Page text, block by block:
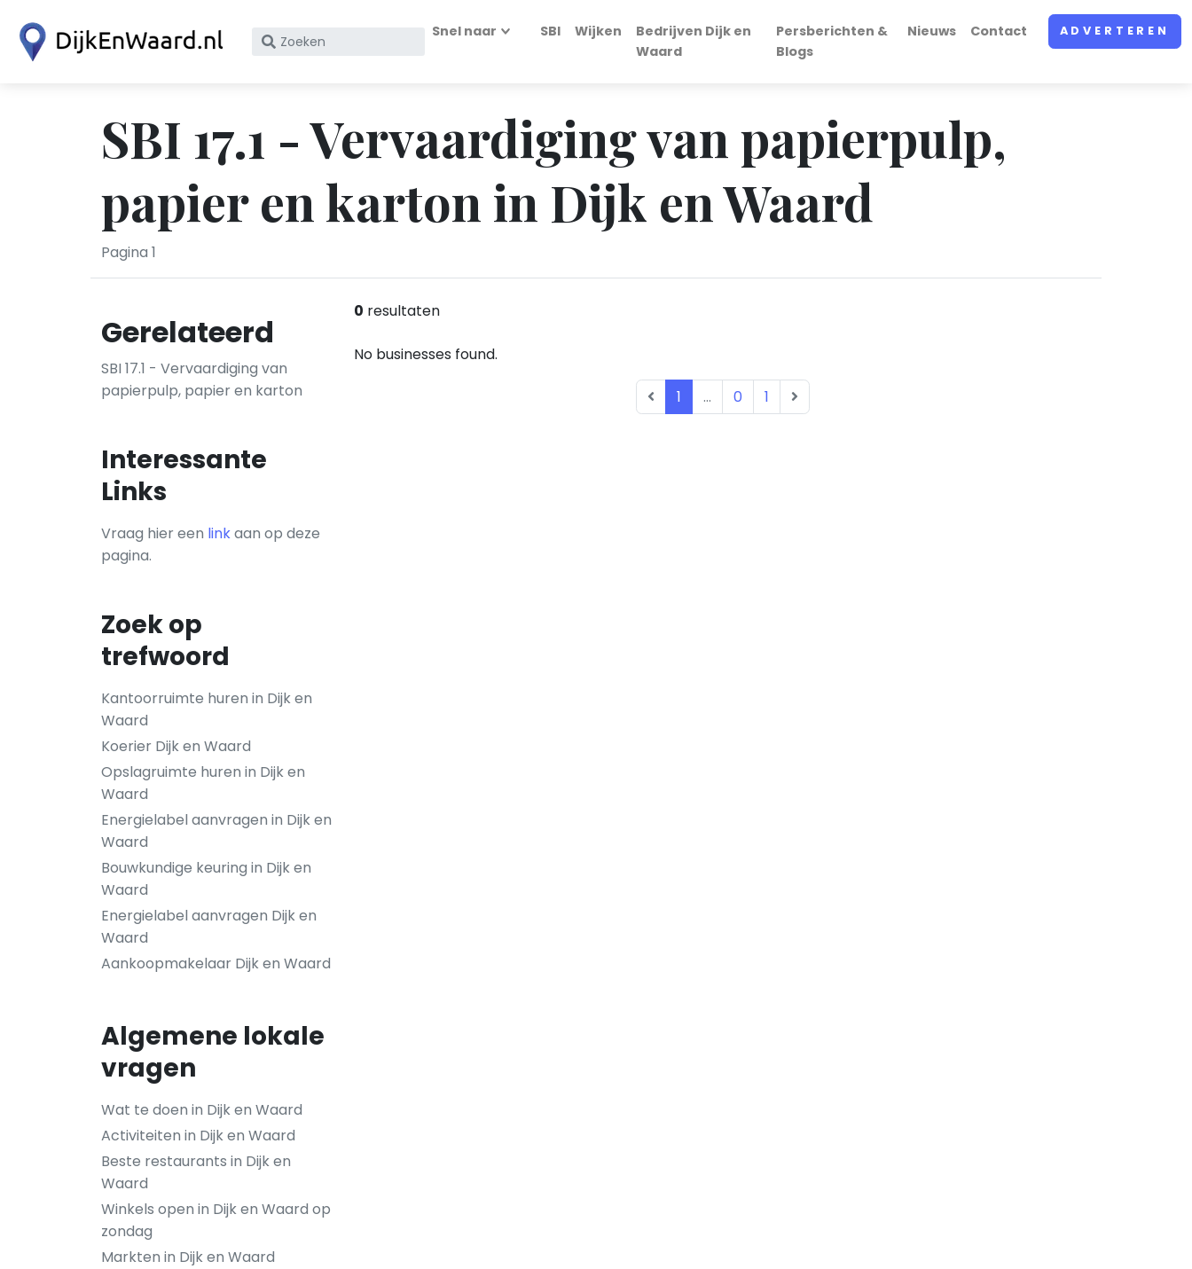
Zoek
nummer
Snel naar SBI Wijken
Bedrijven Dijk en
Waard
Persberichten &
Blogs
Nieuws Contact ADVERTEREN
SBI 17.1 - Vervaardiging van papierpulp,
papier en karton in Dijk en Waard
Pagina 1
Gerelateerd
SBI 17.1 - Vervaardiging van
papierpulp, papier en karton
Interessante
Links
Vraag hier een linkaan op deze
pagina.
Zoek op
trefwoord
Kantoorruimte huren in Dijk en
Waard
Koerier Dijk en Waard
Opslagruimte huren in Dijk en
Waard
Energielabel aanvragen in Dijk en
Waard
Bouwkundige keuring in Dijk en
Waard
Energielabel aanvragen Dijk en
Waard
Aankoopmakelaar Dijk en Waard
Algemene lokale
vragen
Wat te doen in Dijk en Waard
Activiteiten in Dijk en Waard
Beste restaurants in Dijk en
Waard
Winkels open in Dijk en Waard op
zondag
Markten in Dijk en Waard
0 resultaten
No businesses found.
1 ... 0 1